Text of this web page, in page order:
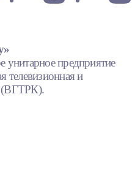
унитарное предприятие
телевизионная и
(ВГТРК).